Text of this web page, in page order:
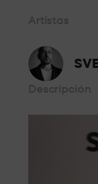
STANDARD
a pie de pista.